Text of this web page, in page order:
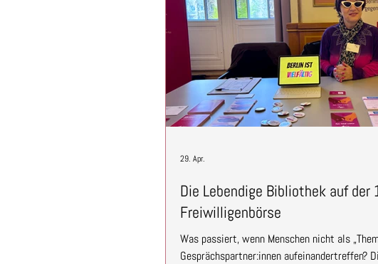
Die Lebendige Bibliothek auf der
Freiwilligenbörse
Was passiert, wenn Menschen nicht als
Gesprächspartner:innen aufeinandertreffen?
29. Apr.